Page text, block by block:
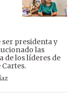
presidenta y
las
de los líderes de